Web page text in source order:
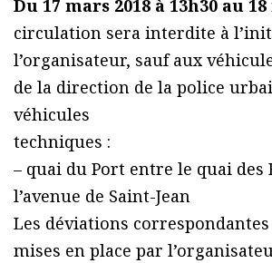
Du 17 mars 2018 à 13h30 au
circulation sera interdite à
l’organisateur, sauf aux
de la direction de la police
véhicules
techniques :
– quai du Port entre le quai des
l’avenue de Saint-Jean
Les déviations
mises en place par